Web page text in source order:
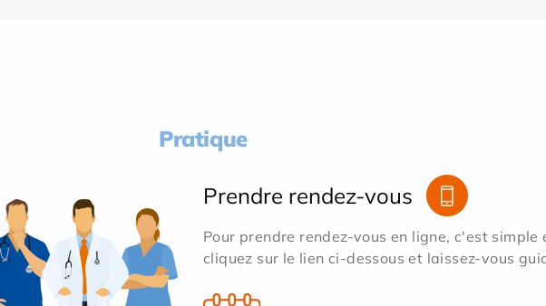
Pratique
Prendre rendez-vous
Pour prendre rendez-vous en ligne, c'est simple
cliquez sur le lien ci-dessous et laissez-vous